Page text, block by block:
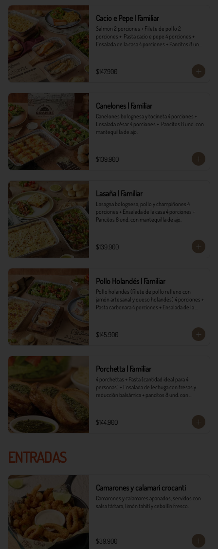
Cacio e Pepe | Familiar
Salmón 2 porciones + Filete de pollo 2
porciones +  Pasta cacio e pepe 4 porciones +
Ensalada de la casa 4 porciones + Pancitos 8 und.
$147.900
Canelones | Familiar
Canelones bolognesa y tocineta 4 porciones +
Ensalada césar 4 porciones +  Pancitos 8 und. con
mantequilla de ajo.
$139.900
Lasaña | Familiar
Lasagna bolognesa, pollo y champiñones 4
porciones + Ensalada de la casa 4 porciones +
Pancitos 8 und. con mantequilla de ajo.
$139.900
Pollo Holandés | Familiar
Pollo holandés (filete de pollo relleno con
jamón artesanal y queso holandés) 4 porciones +
Pasta carbonara 4 porciones + Ensalada de la
$145.900
Porchetta | Familiar
4 porchettas + Pasta (cantidad ideal para 4
personas) + Ensalada de lechuga con fresas y
reducción balsámica + pancitos 8 und. con
$144.900
ENTRADAS
Camarones y calamari crocanti
Camarones y calamares apanados, servidos con
salsa tártara, limón tahití y cebollín fresco.
$39.900